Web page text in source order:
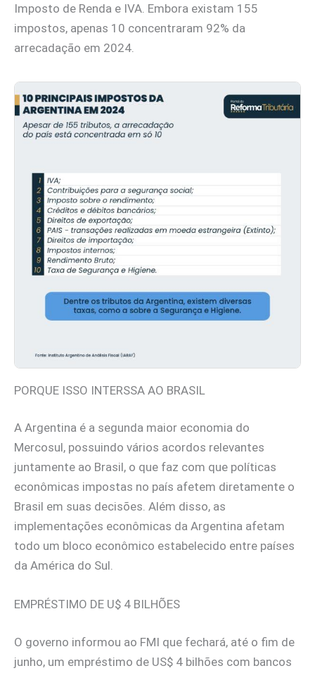
Imposto de Renda e IVA. Embora existam 155
impostos, apenas 10 concentraram 92% da
arrecadação em 2024.
PORQUE ISSO INTERSSA AO BRASIL
A Argentina é a segunda maior economia do
Mercosul, possuindo vários acordos relevantes
juntamente ao Brasil, o que faz com que políticas
econômicas impostas no país afetem diretamente o
Brasil em suas decisões. Além disso, as
implementações econômicas da Argentina afetam
todo um bloco econômico estabelecido entre países
da América do Sul.
EMPRÉSTIMO DE U$ 4 BILHÕES
O governo informou ao FMI que fechará, até o fim de
junho, um empréstimo de US$ 4 bilhões com bancos